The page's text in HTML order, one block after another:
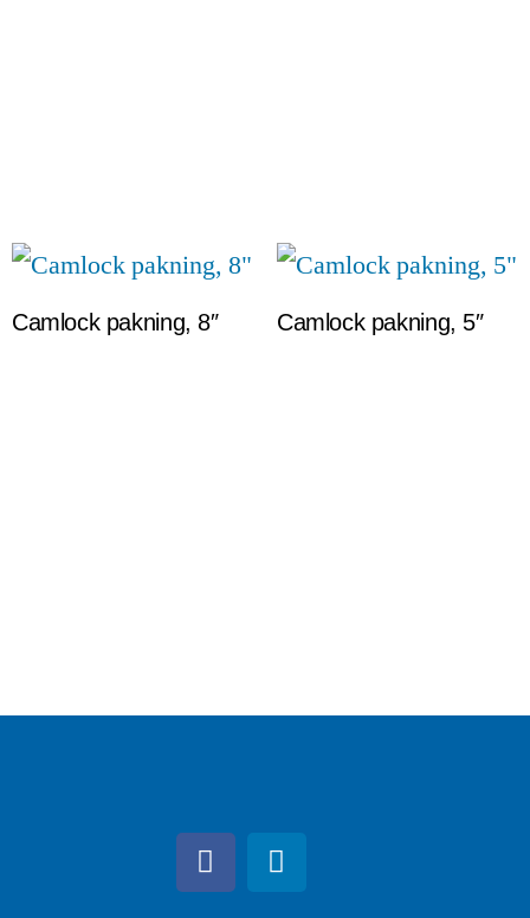
Camlock pakning, 8″ Camlock pakning, 5″